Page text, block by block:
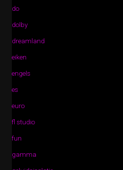
do
dolby
dreamland
eiken
engels
es
euro
fl studio
fun
gamma